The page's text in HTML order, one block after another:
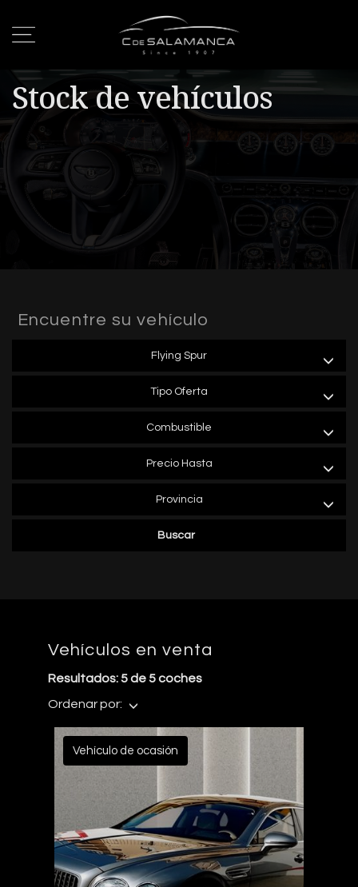
Stock de vehículos
Encuentre su vehículo
Flying Spur
Tipo Oferta
Combustible
Precio Hasta
Provincia
Buscar
Vehículos en venta
Resultados: 5 de 5 coches
Ordenar por:
Vehículo de ocasión